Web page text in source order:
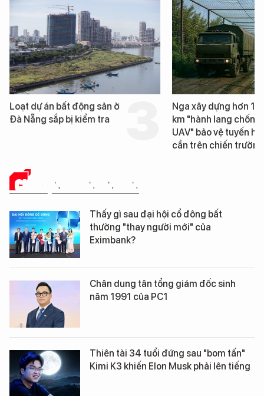
Loạt dự án bất động sản ở
Đà Nẵng sắp bị kiểm tra
Nga xây dựng hơn
km "hành lang chống
UAV" bảo vệ tuyến
cần trên chiến trường
CHUYỆN DOANH NHÂN
Thấy gì sau đại hội cổ đông bất
thường "thay người mới" của
Eximbank?
Chân dung tân tổng giám đốc sinh
năm 1991 của PC1
Thiên tài 34 tuổi đứng sau "bom tấn"
Kimi K3 khiến Elon Musk phải lên tiếng